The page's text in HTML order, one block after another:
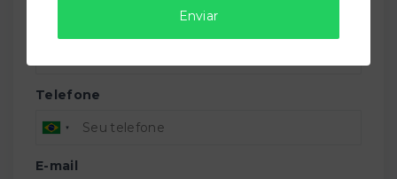
Telefone
E-mail
Enviar